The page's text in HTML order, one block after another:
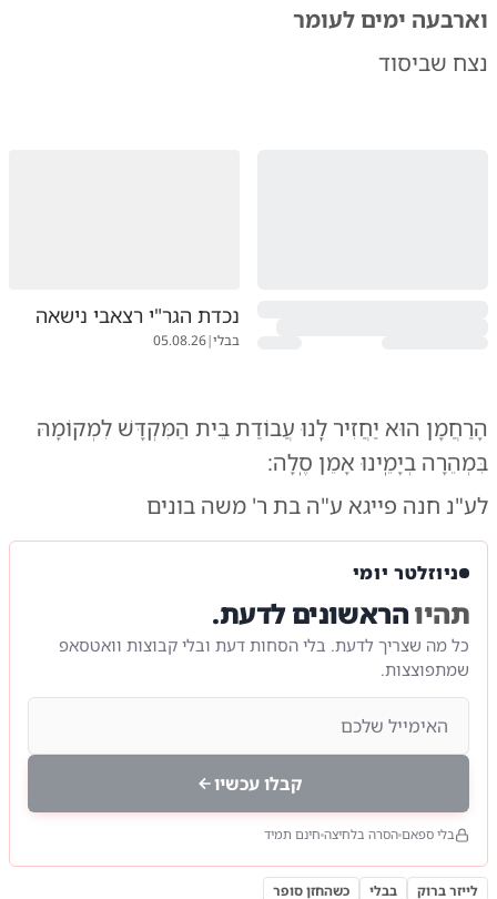
וארבעה ימים לעומר
נצח שביסוד
נכדת הגר"י רצאבי נישאה
בבלי|
05.08.26
הָרַחֲמָן הוּא יַחֲזִיר לָֽנוּ עֲבוֹדַת בֵּית הַמִּקְדָּשׁ לִמְקוֹמָהּ
בִּמְהֵרָה בְיָמֵֽינוּ אָמֵן סֶֽלָה:
לע"נ חנה פייגא ע"ה בת ר' משה בונים
ניוזלטר יומי
תהיוהראשונים לדעת.
כל מה שצריך לדעת. בלי הסחות דעת ובלי קבוצות וואטסאפ
שמתפוצצות.
קבלו עכשיו
בלי ספאם הסרה בלחיצה חינם תמיד
לייזר ברוק בבלי כשהחזן סופר